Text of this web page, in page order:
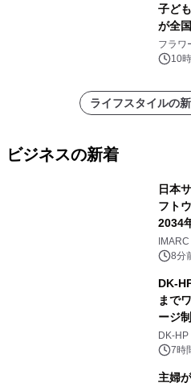
子ど
が全
フラワ
10
ライフスタイルの
ビジネスの新着
日本
フト
2034
し、
8分
DK-
まで
ージ
DK-HP
7時
主婦